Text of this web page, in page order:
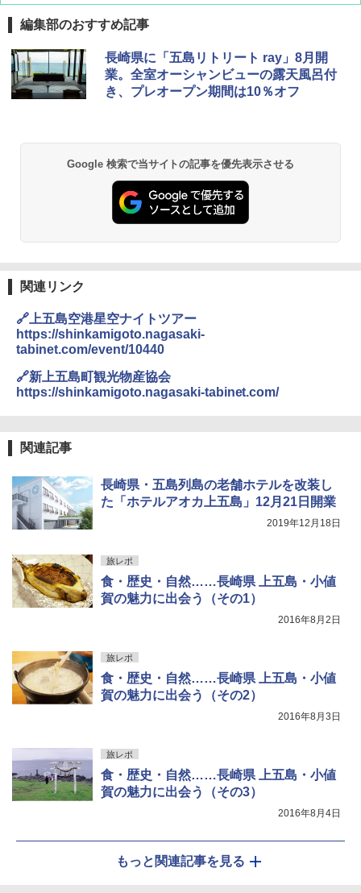
編集部のおすすめ記事
長崎県に「五島リトリート ray」8月開
業。全室オーシャンビューの露天風呂付
き、プレオープン期間は10％オフ
Google 検索で当サイトの記事を優先表示させる
関連リンク
🔗上五島空港星空ナイトツアー
https://shinkamigoto.nagasaki-
tabinet.com/event/10440
🔗新上五島町観光物産協会
https://shinkamigoto.nagasaki-tabinet.com/
関連記事
長崎県・五島列島の老舗ホテルを改装し
た「ホテルアオカ上五島」12月21日開業
2019年12月18日
旅レポ
食・歴史・自然……長崎県 上五島・小値
賀の魅力に出会う（その1）
2016年8月2日
旅レポ
食・歴史・自然……長崎県 上五島・小値
賀の魅力に出会う（その2）
2016年8月3日
旅レポ
食・歴史・自然……長崎県 上五島・小値
賀の魅力に出会う（その3）
2016年8月4日
もっと関連記事を見る